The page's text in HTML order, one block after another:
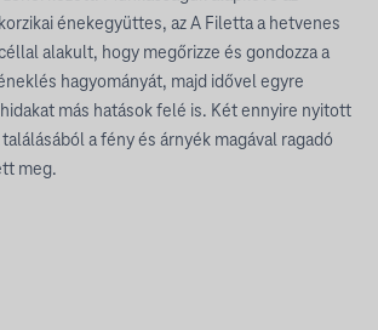
énekegyüttes, az A Filetta a hetvenes
alakult, hogy megőrizze és gondozza a
hagyományát, majd idővel egyre
más hatások felé is. Két ennyire nyitott
a fény és árnyék magával ragadó
meg.